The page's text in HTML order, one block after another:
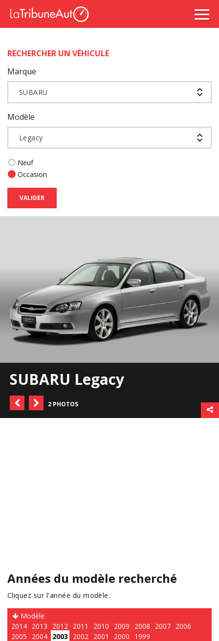
RECHERCHER UN VÉHICULE
Marque
SUBARU
Modèle
Legacy
Neuf
Occasion
VALIDER
SUBARU Legacy
2 PHOTOS
Années du modèle recherché
Cliquez sur l'année du modèle.
Modèle
2014 2013 2012 2011 2010 2009 2008 2007 2006
2005
2004 2003 2002 2001 2000 1999